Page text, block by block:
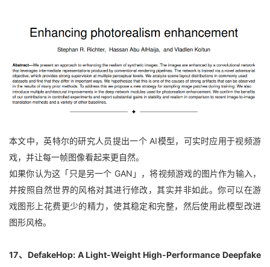
本文中，英特尔的研究人员提出一个 AI模型，可实时应用于视频游
戏，并让每一帧图像看起来更自然。
如果你认为这「只是另一个 GAN」，将视频游戏的图片作为输入，
并按照自然世界的风格对其进行修改，其实并非如此。你可以在游
戏图形上花费更少的精力，使其稳定和完整，然后使用此模型改进
图形风格。
17、DefakeHop: A Light-Weight High-Performance Deepfake